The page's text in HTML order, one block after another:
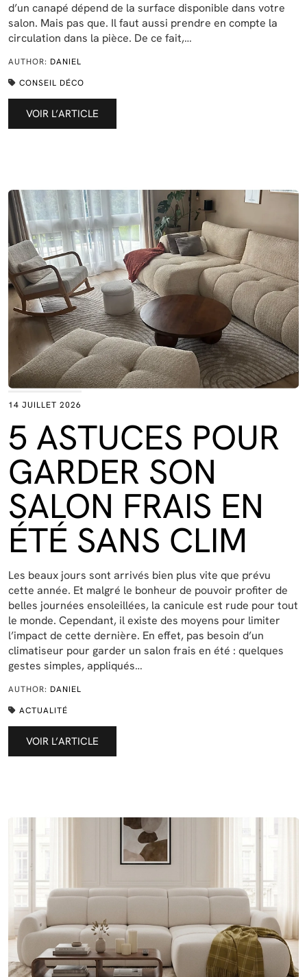
d’un canapé dépend de la surface disponible dans votre
salon. Mais pas que. Il faut aussi prendre en compte la
circulation dans la pièce. De ce fait,…
AUTHOR: DANIEL
CONSEIL DÉCO
VOIR L’ARTICLE
14 JUILLET 2026
5 ASTUCES POUR
GARDER SON
SALON FRAIS EN
ÉTÉ SANS CLIM
Les beaux jours sont arrivés bien plus vite que prévu
cette année. Et malgré le bonheur de pouvoir profiter de
belles journées ensoleillées, la canicule est rude pour tout
le monde. Cependant, il existe des moyens pour limiter
l’impact de cette dernière. En effet, pas besoin d’un
climatiseur pour garder un salon frais en été : quelques
gestes simples, appliqués…
AUTHOR: DANIEL
ACTUALITÉ
VOIR L’ARTICLE